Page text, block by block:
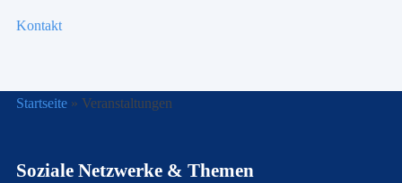
Kontakt
Startseite» Veranstaltungen
Soziale Netzwerke & Themen